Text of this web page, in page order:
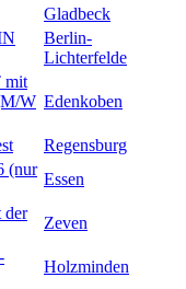
Gladbeck
Berlin-
Lichterfelde
mit
W Edenkoben
Regensburg
(nur
Essen
der
Zeven
Holzminden